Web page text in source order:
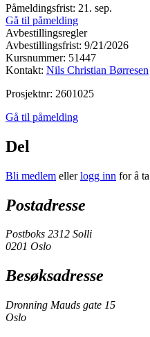
Påmeldingsfrist: 21. sep.
Gå til påmelding
Avbestillingsregler
Avbestillingsfrist: 9/21/2026
Kursnummer: 51447
Kontakt: Nils Christian Børresen
Prosjektnr: 2601025
Gå til påmelding
Del
Bli medlem ellerlogg inn for å
Postadresse
Postboks 2312 Solli
0201 Oslo
Besøksadresse
Dronning Mauds gate 15
Oslo